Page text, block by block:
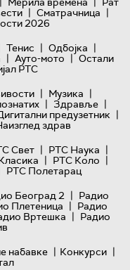
| Сматрачница |
2026
Тенис | Одбојка |
| Ауто-мото | Остали
РТС
| Музика |
| Здравље |
предузетник |
здрав
Свет | РТС Наука |
| РТС Коло |
РТС Полетарац
Београд 2 | Радио
Плетеница | Радио
Вртешка | Радио
набавке | Конкурси |